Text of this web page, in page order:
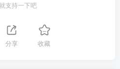
支持一下吧
分享 收藏